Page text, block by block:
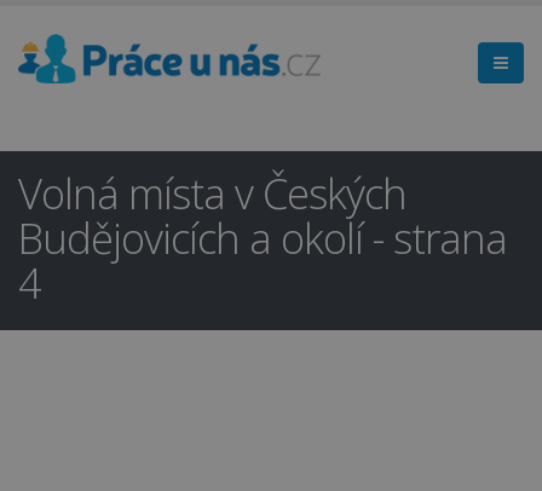
Volná místa v Českých
Budějovicích a okolí - strana
4